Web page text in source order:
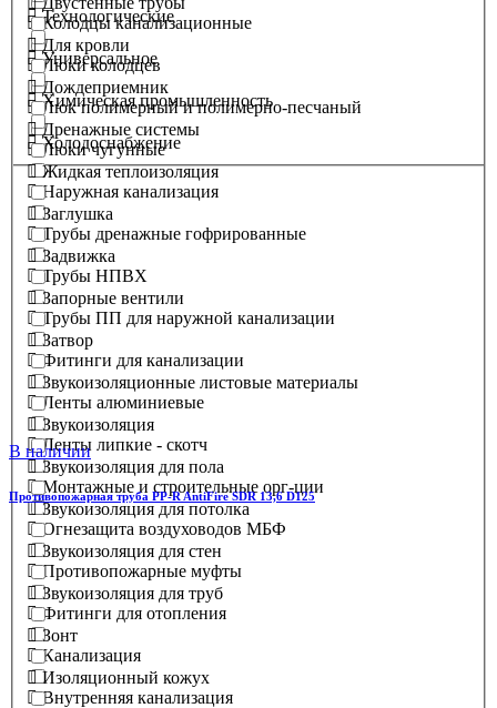
Колодцы канализационные
Люки колодцев
Люк полимерный и полимерно-песчаный
Люки чугунные
Наружная канализация
Трубы дренажные гофрированные
Трубы НПВХ
Трубы ПП для наружной канализации
Фитинги для канализации
Ленты алюминиевые
Ленты липкие - скотч
Монтажные и строительные орг-ции
Огнезащита воздуховодов МБФ
Противопожарные муфты
Фитинги для отопления
Канализация
Внутренняя канализация
Технологические
Универсальное
Химическая промышленность
Холодоснабжение
Для кровли
Дождеприемник
Дренажные системы
Жидкая теплоизоляция
Заглушка
Задвижка
Запорные вентили
Затвор
Звукоизоляционные листовые материалы
Звукоизоляция
Звукоизоляция для пола
Звукоизоляция для потолка
Звукоизоляция для стен
Звукоизоляция для труб
Зонт
Изоляционный кожух
В наличии
Противопожарная труба PP-R AntiFire SDR 13,6 D125